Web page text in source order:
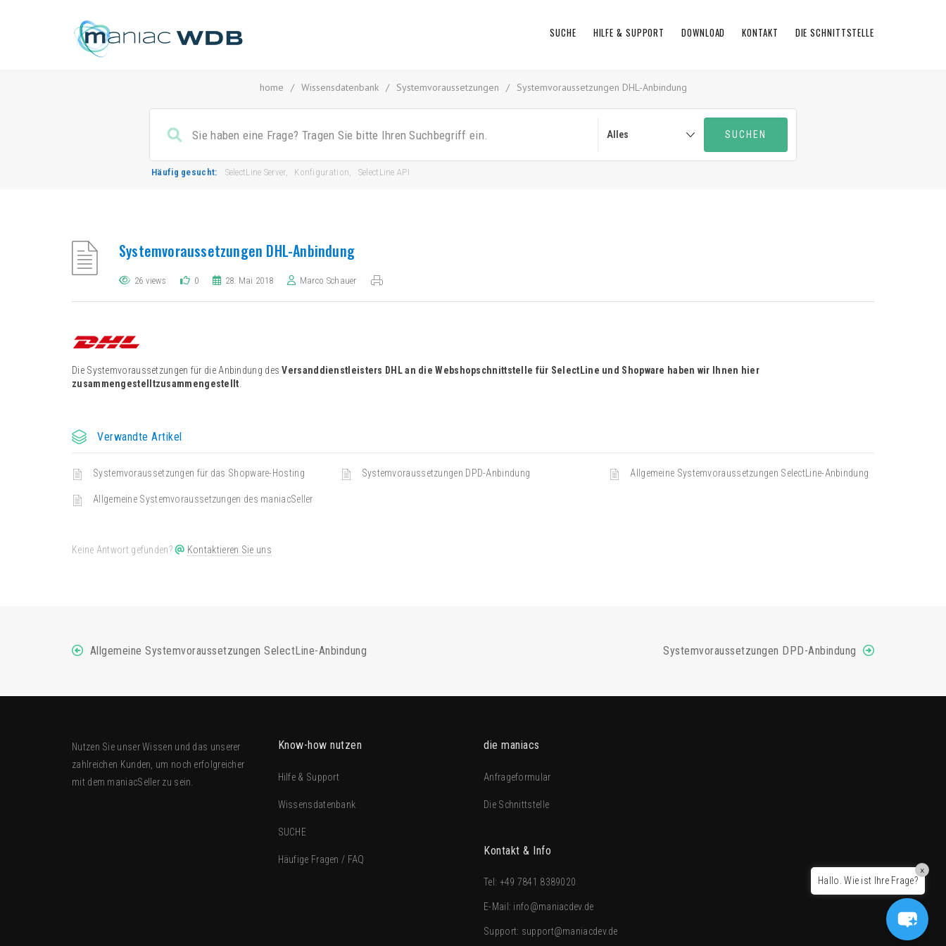
SUCHE HILFE & SUPPORT DOWNLOAD KONTAKT DIE SCHNITTSTELLE
home / Wissensdatenbank / Systemvoraussetzungen / Systemvoraussetzungen DHL-Anbindung
Häufig gesucht: SelectLine Server, Konfiguration, SelectLine API
Systemvoraussetzungen DHL-Anbindung
26 views 0 28. Mai 2018 Marco Schauer
Die Systemvoraussetzungen für die Anbindung desVersanddienstleisters DHL an die Webshopschnittstelle für SelectLine und Shopware haben wir Ihnen hier
zusammengestelltzusammengestellt
Verwandte Artikel
Systemvoraussetzungen für das Shopware-Hosting Systemvoraussetzungen DPD-Anbindung Allgemeine Systemvoraussetzungen SelectLine-Anbindung
Allgemeine Systemvoraussetzungen des maniacSeller
Keine Antwort gefunden? Kontaktieren Sie uns
Allgemeine Systemvoraussetzungen SelectLine-Anbindung Systemvoraussetzungen DPD-Anbindung
Nutzen Sie unser Wissen und das unserer
zahlreichen Kunden, um noch erfolgreicher
mit dem maniacSeller zu sein.
Know-how nutzen
Hilfe & Support
Wissensdatenbank
SUCHE
Häufige Fragen / FAQ
die maniacs
Anfrageformular
Die Schnittstelle
Kontakt & Info
Tel: +49 7841 8389020
E-Mail: info@maniacdev.de
Support: support@maniacdev.de
Hallo. Wie ist Ihre Frage?
×